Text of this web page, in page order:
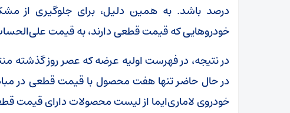
درصد باشد. به همین دلیل، برای جلوگیری از
خودروهایی که قیمت قطعی دارند، به قیمت
در نتیجه، در فهرست اولیه عرضه که عصر روز
در حال حاضر تنها هفت محصول با قیمت قطعی در
خودروی لاماری‌ایما از لیست محصولات دارای